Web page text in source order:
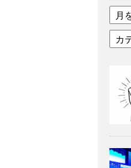
ア
ー
イ
グ
記
事
テ
ー
グ